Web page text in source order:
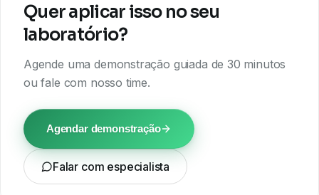
Quer aplicar isso no seu
laboratório?
Agende uma demonstração guiada de 30 minutos
ou fale com nosso time.
Agendar demonstração
Falar com especialista